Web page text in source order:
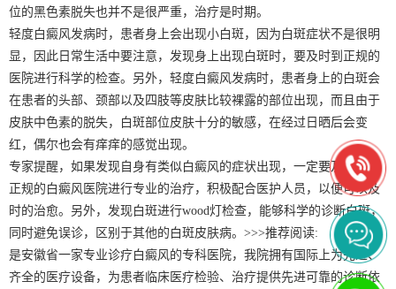
位的黑色素脱失也并不是很严重，治疗是时期。
轻度白癜风发病时，患者身上会出现小白斑，因为白斑症状不是很明
显，因此日常生活中要注意，发现身上出现白斑时，要及时到正规的
医院进行科学的检查。另外，轻度白癜风发病时，患者身上的白斑会
在患者的头部、颈部以及四肢等皮肤比较裸露的部位出现，而且由于
皮肤中色素的脱失，白斑部位皮肤十分的敏感，在经过日晒后会变
红，偶尔也会有痒痒的感觉出现。
专家提醒，如果发现自身有类似白癜风的症状出现，一定要及时的到
正规的白癜风医院进行专业的治疗，积极配合医护人员，以便可以及
时的治愈。另外，发现白斑进行wood灯检查，能够科学的诊断白斑，
同时避免误诊，区别于其他的白斑皮肤病。>>>推荐阅读:
是安徽省一家专业诊疗白癜风的专科医院，我院拥有国际上为先进、
齐全的医疗设备，为患者临床医疗检验、治疗提供先进可靠的诊断依